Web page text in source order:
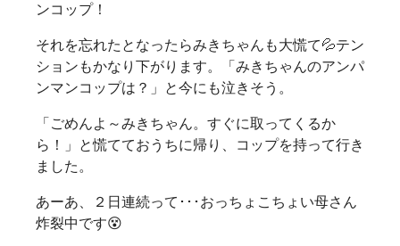
ンコップ！
それを忘れたとなったらみきちゃんも大慌て💦テン
ションもかなり下がります。「みきちゃんのアンパ
ンマンコップは？」と今にも泣きそう。
「ごめんよ～みきちゃん。すぐに取ってくるか
ら！」と慌てておうちに帰り、コップを持って行き
ました。
あーあ、２日連続って･･･おっちょこちょい母さん
炸裂中です😵